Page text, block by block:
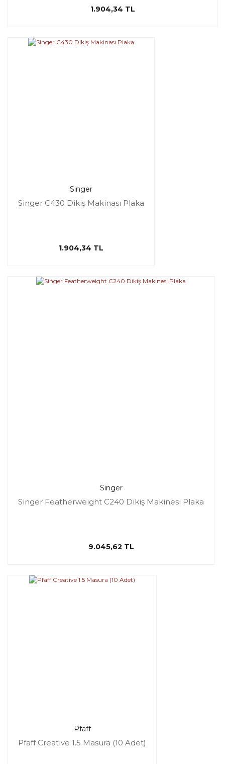
1.904,34 TL
Singer
Singer C430 Dikiş Makinası Plaka
1.904,34 TL
Singer
Singer Featherweight C240 Dikiş Makinesi Plaka
9.045,62 TL
Pfaff
Pfaff Creative 1.5 Masura (10 Adet)